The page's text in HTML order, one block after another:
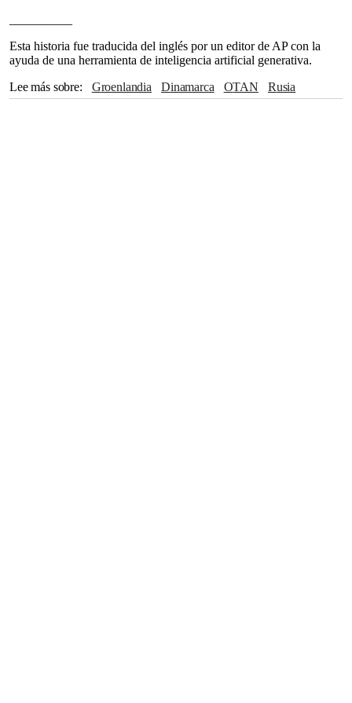
Esta historia fue traducida del inglés por un editor de AP con la
ayuda de una herramienta de inteligencia artificial generativa.
Lee más sobre
Groenlandia Dinamarca OTAN
Rusia